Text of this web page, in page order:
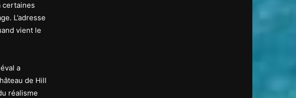
certaines
L’adresse
vient le
a
de Hill
réalisme